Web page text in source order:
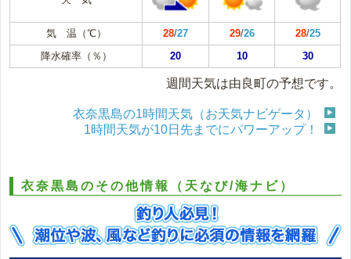
気 温（℃） 28/27 29/26 28/25
降水確率（％）
20 10 30
週間天気は由良町の予想です。
衣奈黒島の1時間天気（お天気ナビゲータ）
1時間天気が10日先までにパワーアップ！
衣奈黒島のその他情報（天なび/海ナビ）